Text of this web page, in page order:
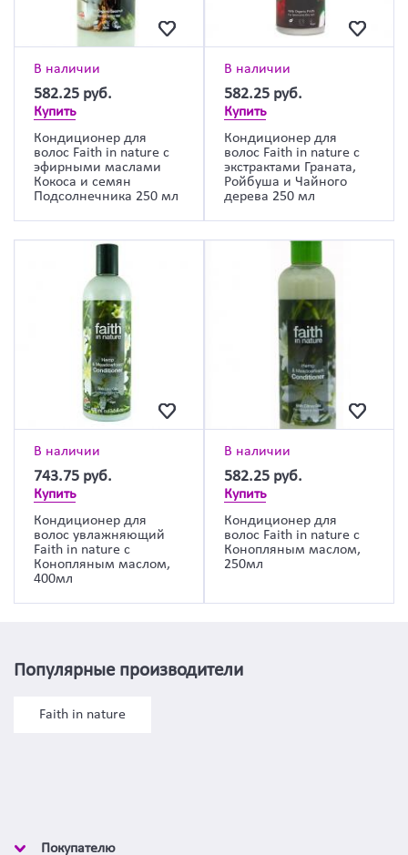
В наличии
582.25 руб.
Купить
Кондиционер для
волос Faith in nature с
эфирными маслами
Кокоса и семян
Подсолнечника 250 мл
В наличии
582.25 руб.
Купить
Кондиционер для
волос Faith in nature с
экстрактами Граната,
Ройбуша и Чайного
дерева 250 мл
В наличии
743.75 руб.
Купить
Кондиционер для
волос увлажняющий
Faith in nature с
Конопляным маслом,
400мл
В наличии
582.25 руб.
Купить
Кондиционер для
волос Faith in nature с
Конопляным маслом,
250мл
Популярные производители
Faith in nature
Покупателю